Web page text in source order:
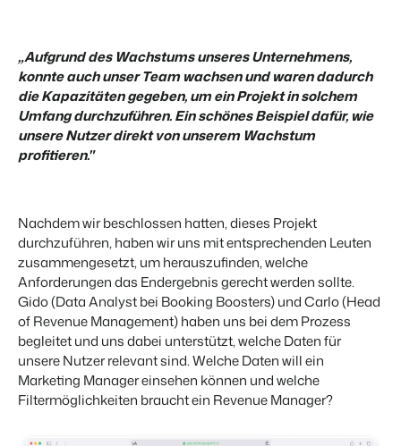
BEX Übersicht
Entdecke die unzähligen Vorteile der Booking Experts
Plattform.
Für Ferienparks
Entdecke die Vorteile von Booking Experts für Ferienparks.
App Store
Mach die Plattform zu deiner eigenen mithilfe der
FRÜBUCHERSAISON
Praktische Tipps für die wichtigsten
Buchungswochen des Jahres.
Zum Blog
„Aufgrund des Wachstums unseres Unternehmens,
konnte auch unser Team wachsen und waren dadurch
die Kapazitäten gegeben, um ein Projekt in solchem
Umfang durchzuführen. Ein schönes Beispiel dafür, wie
unsere Nutzer direkt von unserem Wachstum
profitieren."
Nachdem wir beschlossen hatten, dieses Projekt
durchzuführen, haben wir uns mit entsprechenden Leuten
zusammengesetzt, um herauszufinden, welche
Anforderungen das Endergebnis gerecht werden sollte.
Gido (Data Analyst bei Booking Boosters) und Carlo (Head
of Revenue Management) haben uns bei dem Prozess
begleitet und uns dabei unterstützt, welche Daten für
unsere Nutzer relevant sind. Welche Daten will ein
Marketing Manager einsehen können und welche
Filtermöglichkeiten braucht ein Revenue Manager?